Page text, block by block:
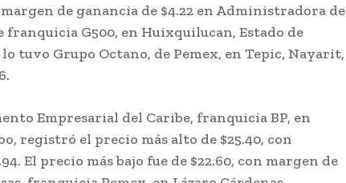
de ganancia de $4.22 en Administradora de
franquicia G500, en Huixquilucan, Estado de
tuvo Grupo Octano, de Pemex, en Tepic, Nayarit,
Empresarial del Caribe, franquicia BP, en
registró el precio más alto de $25.40, con
El precio más bajo fue de $22.60, con margen de